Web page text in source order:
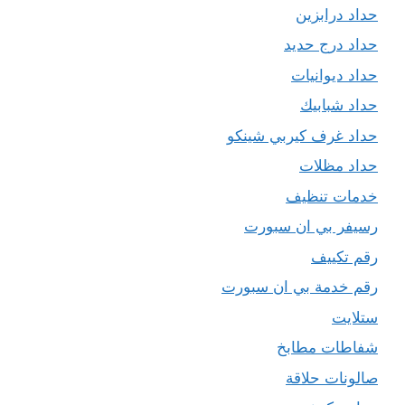
حداد درابزين
حداد درج حديد
حداد ديوانيات
حداد شبابيك
حداد غرف كيربي شينكو
حداد مظلات
خدمات تنظيف
رسيفر بي ان سبورت
رقم تكييف
رقم خدمة بي ان سبورت
ستلايت
شفاطات مطابخ
صالونات حلاقة